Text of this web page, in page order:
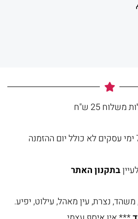
משלוח 25 ש"ח
בתקנון האתר
נצרת, עין מאהל, עילוט, יפיע.